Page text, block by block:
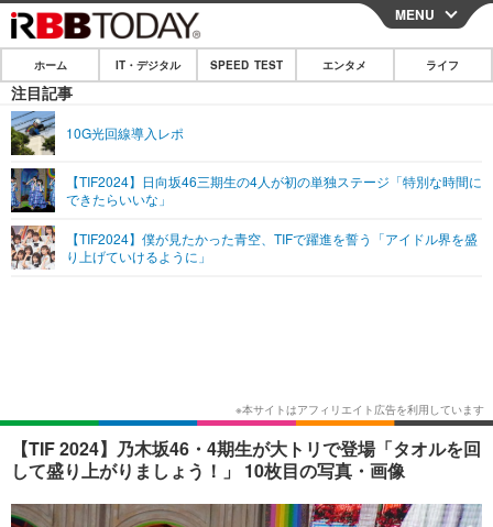
CLOSE
ホーム
IT・デジタル
ネタ
ショッピング その他
SPEED TEST
エンタメ
エンタメTOP
ショッピング その他
ライフ
MENU
ホーム IT・デジタル SPEED TEST エンタメ ライフ
注目記事
10G光回線導入レポ
【TIF2024】日向坂46三期生の4人が初の単独ステージ「特別な時間に
できたらいいな」
【TIF2024】僕が見たかった青空、TIFで躍進を誓う「アイドル界を盛
り上げていけるように」
【TIF 2024】乃木坂46・4期生が大トリで登場「タオルを回
して盛り上がりましょう！」 10枚目の写真・画像